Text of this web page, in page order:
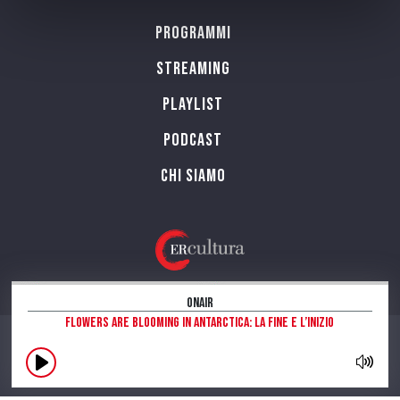
OnAir
Flowers are blooming in Antarctica: la fine e l’inizio
Programmi
Streaming
Playlist
PODCAST
Chi siamo